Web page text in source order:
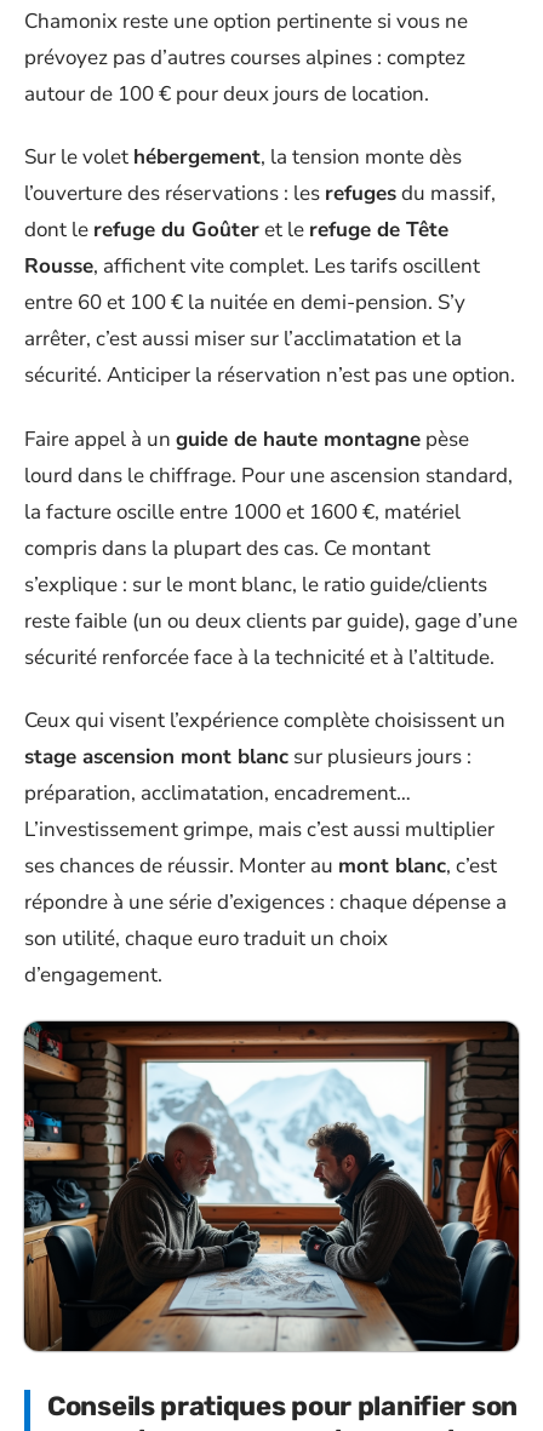
Chamonix reste une option pertinente si vous ne
prévoyez pas d’autres courses alpines : comptez
autour de 100 € pour deux jours de location.
Sur le volet hébergement, la tension monte dès
l’ouverture des réservations : les refugesdu massif,
dont le refuge du Goûteret le refuge de Tête
Rousse, affichent vite complet. Les tarifs oscillent
entre 60 et 100 € la nuitée en demi-pension. S’y
arrêter, c’est aussi miser sur l’acclimatation et la
sécurité. Anticiper la réservation n’est pas une option.
Faire appel à un guide de haute montagne pèse
lourd dans le chiffrage. Pour une ascension standard,
la facture oscille entre 1000 et 1600 €, matériel
compris dans la plupart des cas. Ce montant
s’explique : sur le mont blanc, le ratio guide/clients
reste faible (un ou deux clients par guide), gage d’une
sécurité renforcée face à la technicité et à l’altitude.
Ceux qui visent l’expérience complète choisissent un
stage ascension mont blanc sur plusieurs jours :
préparation, acclimatation, encadrement…
L’investissement grimpe, mais c’est aussi multiplier
ses chances de réussir. Monter au mont blanc, c’est
répondre à une série d’exigences : chaque dépense a
son utilité, chaque euro traduit un choix
d’engagement.
Conseils pratiques pour planifier son